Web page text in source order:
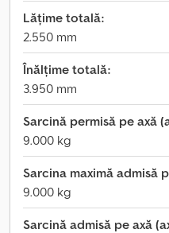
Lățime totală:
2.550 mm
Înălțime totală:
3.950 mm
Sarcină permisă pe axă
9.000 kg
Sarcina maximă admisă
9.000 kg
Sarcină admisă pe axă